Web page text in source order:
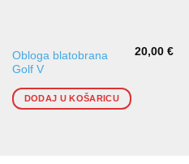
Obloga blatobrana
Golf V
20,00€
DODAJ U KOŠARICU